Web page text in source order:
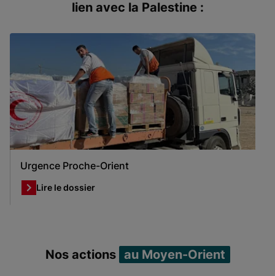
lien avec la Palestine :
Urgence Proche-Orient
Lire le dossier
Nos actions au Moyen-Orient